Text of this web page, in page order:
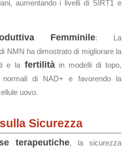
aumentando i livelli di SIRT1 e
Femminile: La
NMN ha dimostrato di migliorare la
e la fertilitàin modelli di topo,
normali di NAD+ e favorendo la
uovo.
Sicurezza
terapeutiche, la sicurezza